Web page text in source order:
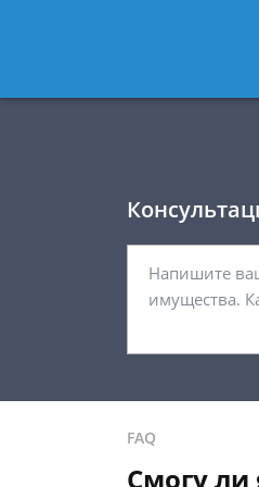
FAQ
Смогу ли